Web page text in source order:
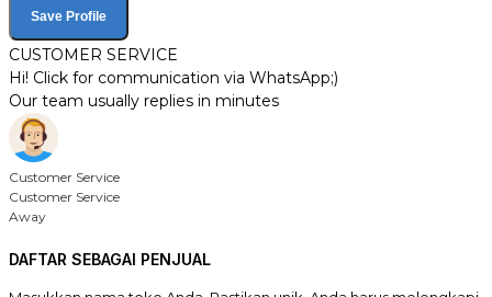
Save Profile
CUSTOMER SERVICE
Hi! Click for communication via WhatsApp;)
Our team usually replies in minutes
Customer Service
Customer Service
Away
DAFTAR SEBAGAI PENJUAL